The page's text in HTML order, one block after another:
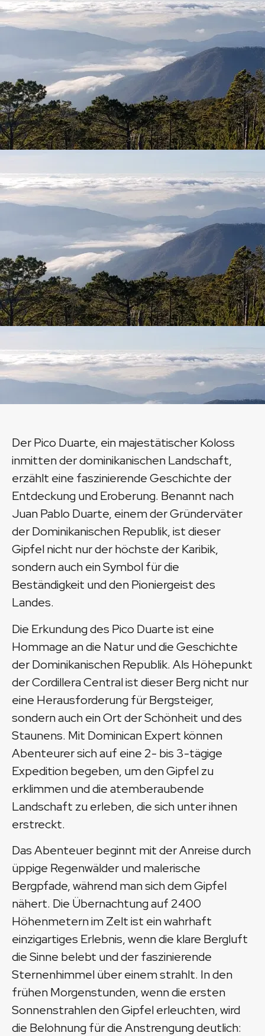
Der Pico Duarte, ein majestätischer Koloss
inmitten der dominikanischen Landschaft,
erzählt eine faszinierende Geschichte der
Entdeckung und Eroberung. Benannt nach
Juan Pablo Duarte, einem der Gründerväter
der Dominikanischen Republik, ist dieser
Gipfel nicht nur der höchste der Karibik,
sondern auch ein Symbol für die
Beständigkeit und den Pioniergeist des
Landes.
Die Erkundung des Pico Duarte ist eine
Hommage an die Natur und die Geschichte
der Dominikanischen Republik. Als Höhepunkt
der Cordillera Central ist dieser Berg nicht nur
eine Herausforderung für Bergsteiger,
sondern auch ein Ort der Schönheit und des
Staunens. Mit Dominican Expert können
Abenteurer sich auf eine 2- bis 3-tägige
Expedition begeben, um den Gipfel zu
erklimmen und die atemberaubende
Landschaft zu erleben, die sich unter ihnen
erstreckt.
Das Abenteuer beginnt mit der Anreise durch
üppige Regenwälder und malerische
Bergpfade, während man sich dem Gipfel
nähert. Die Übernachtung auf 2400
Höhenmetern im Zelt ist ein wahrhaft
einzigartiges Erlebnis, wenn die klare Bergluft
die Sinne belebt und der faszinierende
Sternenhimmel über einem strahlt. In den
frühen Morgenstunden, wenn die ersten
Sonnenstrahlen den Gipfel erleuchten, wird
die Belohnung für die Anstrengung deutlich: